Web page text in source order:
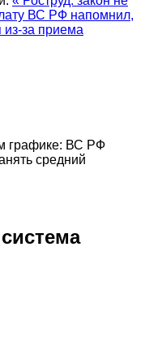
ВС РФ напомнил,
из-за приема
графике: ВС РФ
средний